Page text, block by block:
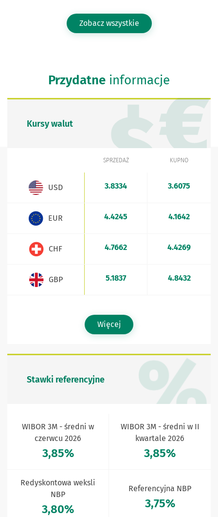
Zobacz wszystkie
Przydatne informacje
Kursy walut
SPRZEDAŻ KUPNO
USD 3.8334 3.6075
EUR 4.4245 4.1642
CHF 4.7662 4.4269
GBP 5.1837 4.8432
Więcej
Stawki referencyjne
WIBOR 3M - średni w
czerwcu 2026
3,85%
WIBOR 3M - średni w II
kwartale 2026
3,85%
Redyskontowa weksli
NBP
3,80%
Referencyjna NBP
3,75%